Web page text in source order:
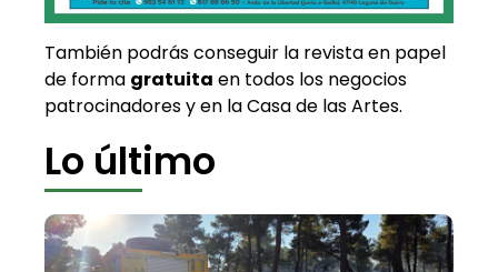
También podrás conseguir la revista en papel
de forma gratuita en todos los negocios
patrocinadores y en la Casa de las Artes.
Lo último